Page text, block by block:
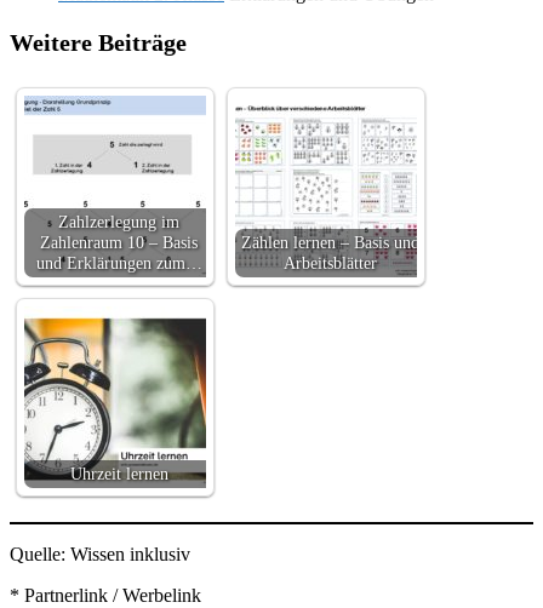
Weitere Beiträge
Zahlzerlegung im
Zahlenraum 10 – Basis
und Erklärungen zum…
Zählen lernen – Basis und
Arbeitsblätter
Uhrzeit lernen
Quelle: Wissen inklusiv
* Partnerlink / Werbelink